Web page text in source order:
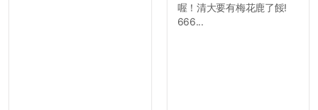
喔！清大要有梅花鹿了餒!
666...